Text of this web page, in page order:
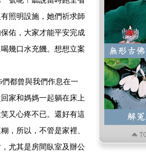
照明設施，她們祈求師
佑，大家才能平安完成
幾口水充饑。想想立案
都曾與我們作息在一
家和媽媽一起躺在床上
又心疼不已。還好有這
，所以，不管是家裡、
尤其是房間臥室及辦公